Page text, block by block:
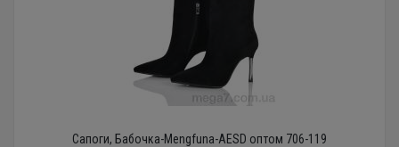
Сапоги, Бабочка-Mengfuna-AESD оптом 706-119